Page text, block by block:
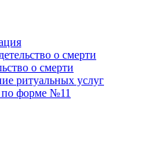
о смерти
о смерти
ритуальных услуг
по форме №11